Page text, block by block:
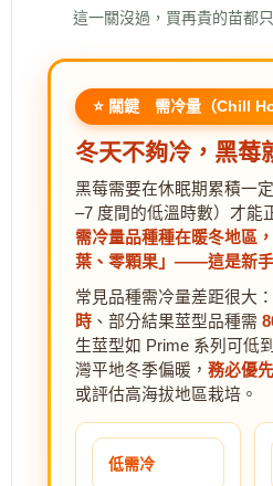
這一關沒過，買再貴的苗都
⭐ 關鍵 需冷量（Chill
冬天不夠冷，黑莓
黑莓需要在休眠期累積一
–7 度間的低溫時數）才能
需冷量品種種在暖冬地區
葉、零顆果」——這是新手
常見品種需冷量差距很大
時 、部分結果莖型品種需
生莖型如 Prime 系列可低到
灣平地冬季偏暖， 務必優
或評估高海拔地區栽培。
低需冷